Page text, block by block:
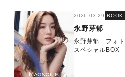
2026.03.29 BOOK
永野芽郁
永野芽郁 フォト
スペシャルBOX